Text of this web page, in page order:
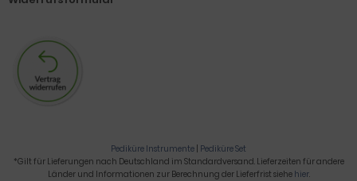
Pediküre Instrumente | Pediküre Set
*Gilt für Lieferungen nach Deutschland im Standardversand. Lieferzeiten für andere
Länder und Informationen zur Berechnung der Lieferfrist siehe hier.